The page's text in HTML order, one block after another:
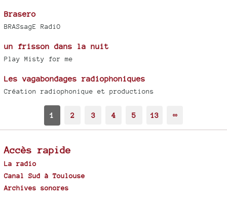
Brasero
BRASsagE RadiO
un frisson dans la nuit
Play Misty for me
Les vagabondages radiophoniques
Création radiophonique et productions
1 2 3 4 5 13 ∞
Accès rapide
La radio
Canal Sud à Toulouse
Archives sonores